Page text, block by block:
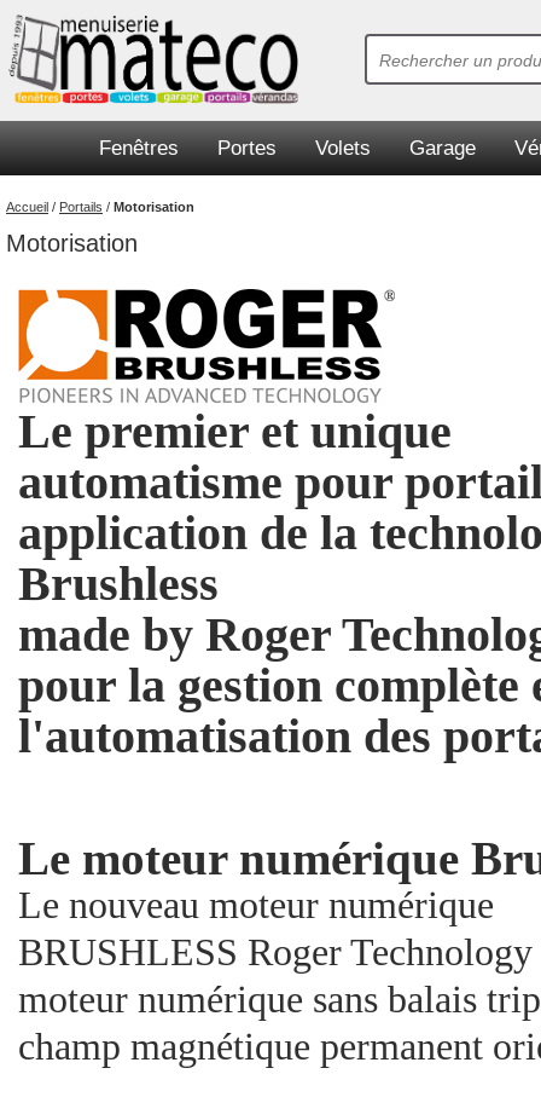
Fenêtres Portes Volets Garage
Accueil / Portails / Motorisation
Motorisation
Le premier et unique
automatisme pour
application de la
Brushless
made by Roger
pour la gestion complète
l'automatisation des
Le moteur numérique
Le nouveau moteur numérique
BRUSHLESS Roger Technology
moteur numérique sans balais
champ magnétique permanent